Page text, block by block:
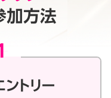
加方法
トリー